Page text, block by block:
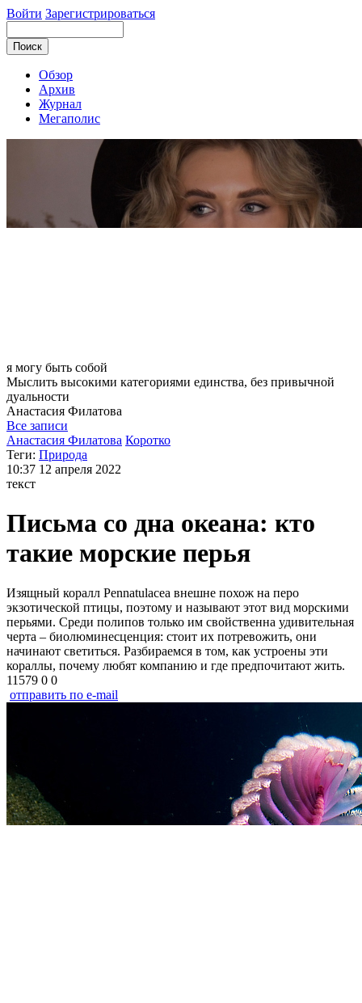
Войти Зарегистрироваться
Обзор
Архив
Журнал
Мегаполис
я могу быть собой
Мыслить высокими категориями единства, без привычной
дуальности
Анастасия Филатова
Все записи
Анастасия Филатова Коротко
Теги: Природа
10:37 12 апреля 2022
текст
Письма со дна океана: кто
такие морские перья
Изящный коралл Pennatulacea внешне похож на перо
экзотической птицы, поэтому и называют этот вид морскими
перьями. Среди полипов только им свойственна удивительная
черта – биолюминесценция: стоит их потревожить, они
начинают светиться. Разбираемся в том, как устроены эти
кораллы, почему любят компанию и где предпочитают жить.
11579 0 0
отправить по e-mail